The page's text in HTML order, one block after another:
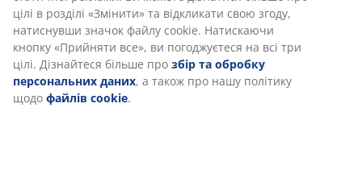
Характеристики
Відгуки
(0)
цілі в розділі «Змінити» та відкликати свою згоду,
натиснувши значок файлу cookie. Натискаючи
кнопку «Прийняти все», ви погоджуєтеся на всі три
цілі. Дізнайтеся більше про збір та обробку
персональних даних, а також про нашу політику
щодо файлів cookie.